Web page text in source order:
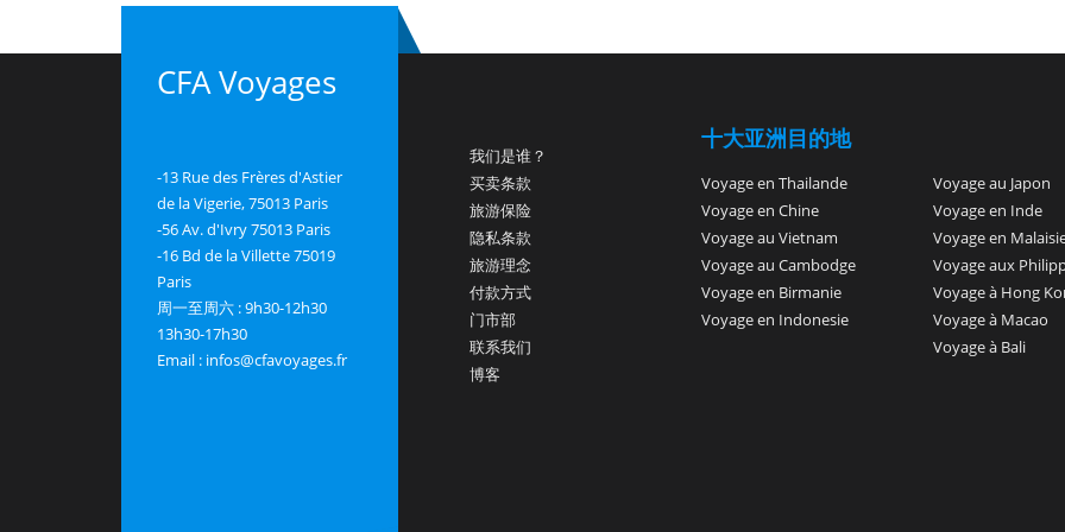
CFA Voyages
-13 Rue des Frères d'Astier
de la Vigerie, 75013 Paris
-56 Av. d'Ivry 75013 Paris
-16 Bd de la Villette 75019
Paris
周一至周六 : 9h30-12h30
13h30-17h30
Email : infos@cfavoyages.fr
我们是谁？
买卖条款
旅游保险
隐私条款
旅游理念
付款方式
门市部
联系我们
博客
十大亚洲目的地
Voyage en Thailande
Voyage en Chine
Voyage au Vietnam
Voyage au Cambodge
Voyage en Birmanie
Voyage en Indonesie
Voyage au Japon
Voyage en Inde
Voyage en
Voyage aux
Voyage à Hong
Voyage à Macao
Voyage à Bali